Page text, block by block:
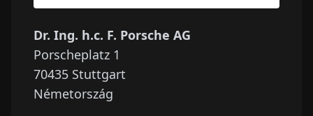
Dr. Ing. h.c. F. Porsche AG
Porscheplatz 1
70435 Stuttgart
Németország